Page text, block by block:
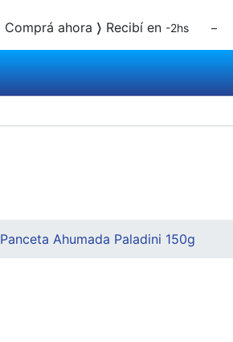
Comprá ahora 〉 Recibí en -2hs –
Panceta Ahumada Paladini 150g